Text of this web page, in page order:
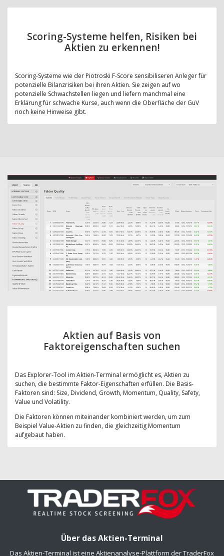
Scoring-Systeme helfen, Risiken bei
Aktien zu erkennen!
Scoring-Systeme wie der Piotroski F-Score sensibiliseren Anleger für
potenzielle Bilanzrisiken bei ihren Aktien. Sie zeigen auf wo
potenzielle Schwachstellen liegen und liefern manchmal eine
Erklärung für schwache Kurse, auch wenn die Oberfläche der GuV
noch keine Hinweise gibt.
Aktien auf Basis von
Faktoreigenschaften suchen
Das Explorer-Tool im Aktien-Terminal ermöglicht es, Aktien zu
suchen, die bestimmte Faktor-Eigenschaften erfüllen. Die Basis-
Faktoren sind: Size, Dividend, Growth, Momentum, Quality, Safety,
Value und Volatility.
Die Faktoren können miteinander kombiniert werden, um zum
Beispiel Value-Aktien zu finden, die gleichzeitig Momentum
aufgebaut haben.
Über das Aktien-Terminal
Das Aktien-Terminal ist eine Aktienanalyse-Plattform der TraderFox